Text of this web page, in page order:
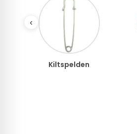
‹
Knopen